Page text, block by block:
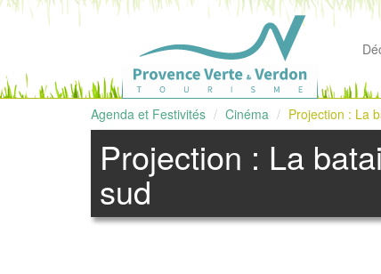
Agenda et Festivités Cinéma Projection : La
Projection : La
sud